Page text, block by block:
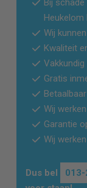
Bij
Heukelom
Wij
Kwaliteit
Gratis
Betaalbaar
Wij
Garantie
Wij
Dus bel